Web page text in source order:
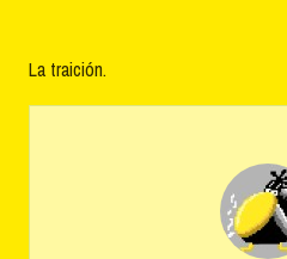
La traición.